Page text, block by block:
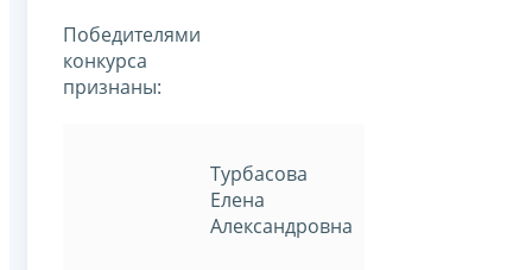
Победителями
конкурса
признаны:
Турбасова
Елена
Александровна